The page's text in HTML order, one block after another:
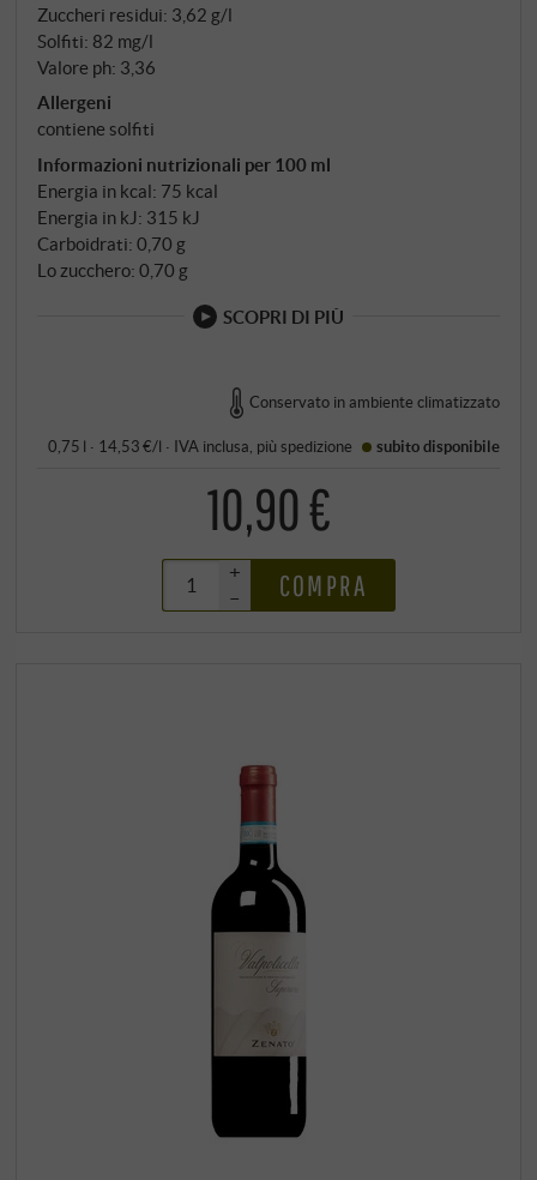
Zuccheri residui: 3,62 g/l
Solfiti: 82 mg/l
Valore ph: 3,36
Allergeni
contiene solfiti
Informazioni nutrizionali per 100 ml
Energia in kcal: 75 kcal
Energia in kJ: 315 kJ
Carboidrati: 0,70 g
Lo zucchero: 0,70 g
SCOPRI DI PIÙ
Conservato in ambiente climatizzato
0,75 l · 14,53 €/l · IVA inclusa , piùspedizione subito disponibile
10,90 €
+
–
COMPRA